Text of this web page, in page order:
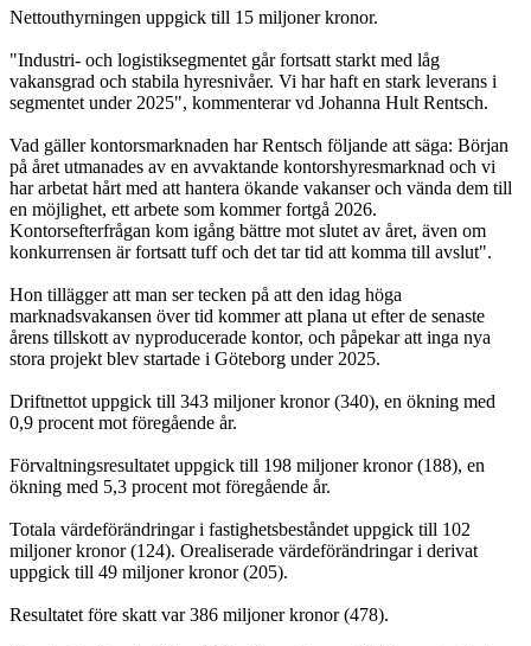
Nettouthyrningen uppgick till 15 miljoner kronor.
"Industri- och logistiksegmentet går fortsatt starkt med låg
vakansgrad och stabila hyresnivåer. Vi har haft en stark leverans i
segmentet under 2025", kommenterar vd Johanna Hult Rentsch.
Vad gäller kontorsmarknaden har Rentsch följande att säga: Början
på året utmanades av en avvaktande kontorshyresmarknad och vi
har arbetat hårt med att hantera ökande vakanser och vända dem till
en möjlighet, ett arbete som kommer fortgå 2026.
Kontorsefterfrågan kom igång bättre mot slutet av året, även om
konkurrensen är fortsatt tuff och det tar tid att komma till avslut".
Hon tillägger att man ser tecken på att den idag höga
marknadsvakansen över tid kommer att plana ut efter de senaste
årens tillskott av nyproducerade kontor, och påpekar att inga nya
stora projekt blev startade i Göteborg under 2025.
Driftnettot uppgick till 343 miljoner kronor (340), en ökning med
0,9 procent mot föregående år.
Förvaltningsresultatet uppgick till 198 miljoner kronor (188), en
ökning med 5,3 procent mot föregående år.
Totala värdeförändringar i fastighetsbeståndet uppgick till 102
miljoner kronor (124). Orealiserade värdeförändringar i derivat
uppgick till 49 miljoner kronor (205).
Resultatet före skatt var 386 miljoner kronor (478).